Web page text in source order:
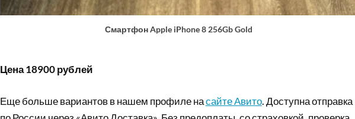
Смартфон Apple iPhone 8 256Gb Gold
Цена 18900 рублей
Еще больше вариантов в нашем профиле насайте Авито. Доступна отправка